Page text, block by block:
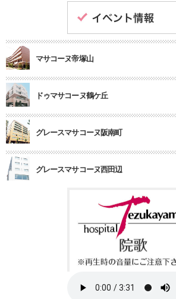
マサコーヌ帝塚山
ドゥマサコーヌ鶴ケ丘
グレースマサコーヌ阪南町
グレースマサコーヌ西田辺